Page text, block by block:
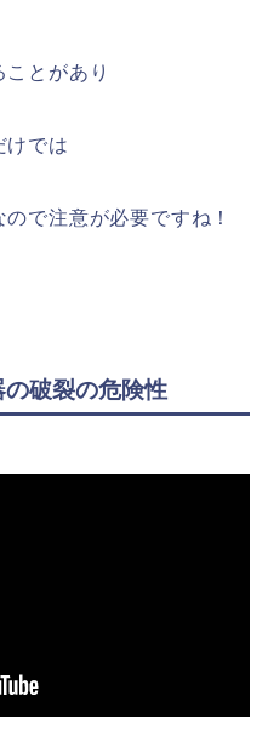
とがあり
けでは
で注意が必要ですね！
の破裂の危険性